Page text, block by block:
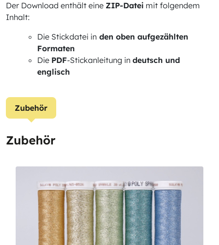
Der Download enthält eine ZIP-Datei mit folgendem
Inhalt:
Die Stickdatei in den oben aufgezählten
Formaten
Die PDF-Stickanleitung in deutsch und
englisch
Zubehör
Zubehör